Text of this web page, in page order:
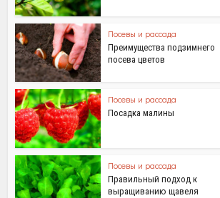
Посевы и рассада
Преимущества подзимнего
посева цветов
Посевы и рассада
Посадка малины
Посевы и рассада
Правильный подход к
выращиванию щавеля